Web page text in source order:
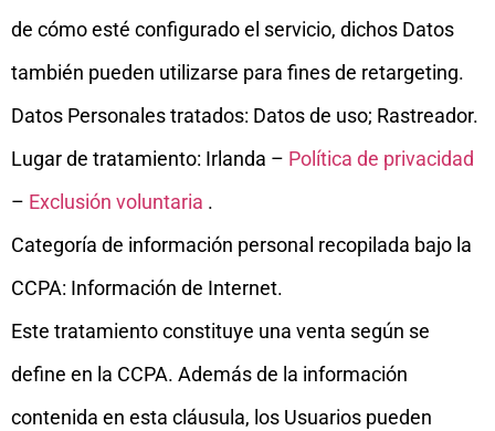
de cómo esté configurado el servicio, dichos Datos
también pueden utilizarse para fines de retargeting.
Datos Personales tratados: Datos de uso; Rastreador.
Lugar de tratamiento: Irlanda – Política de privacidad
– Exclusión voluntaria .
Categoría de información personal recopilada bajo la
CCPA: Información de Internet.
Este tratamiento constituye una venta según se
define en la CCPA. Además de la información
contenida en esta cláusula, los Usuarios pueden